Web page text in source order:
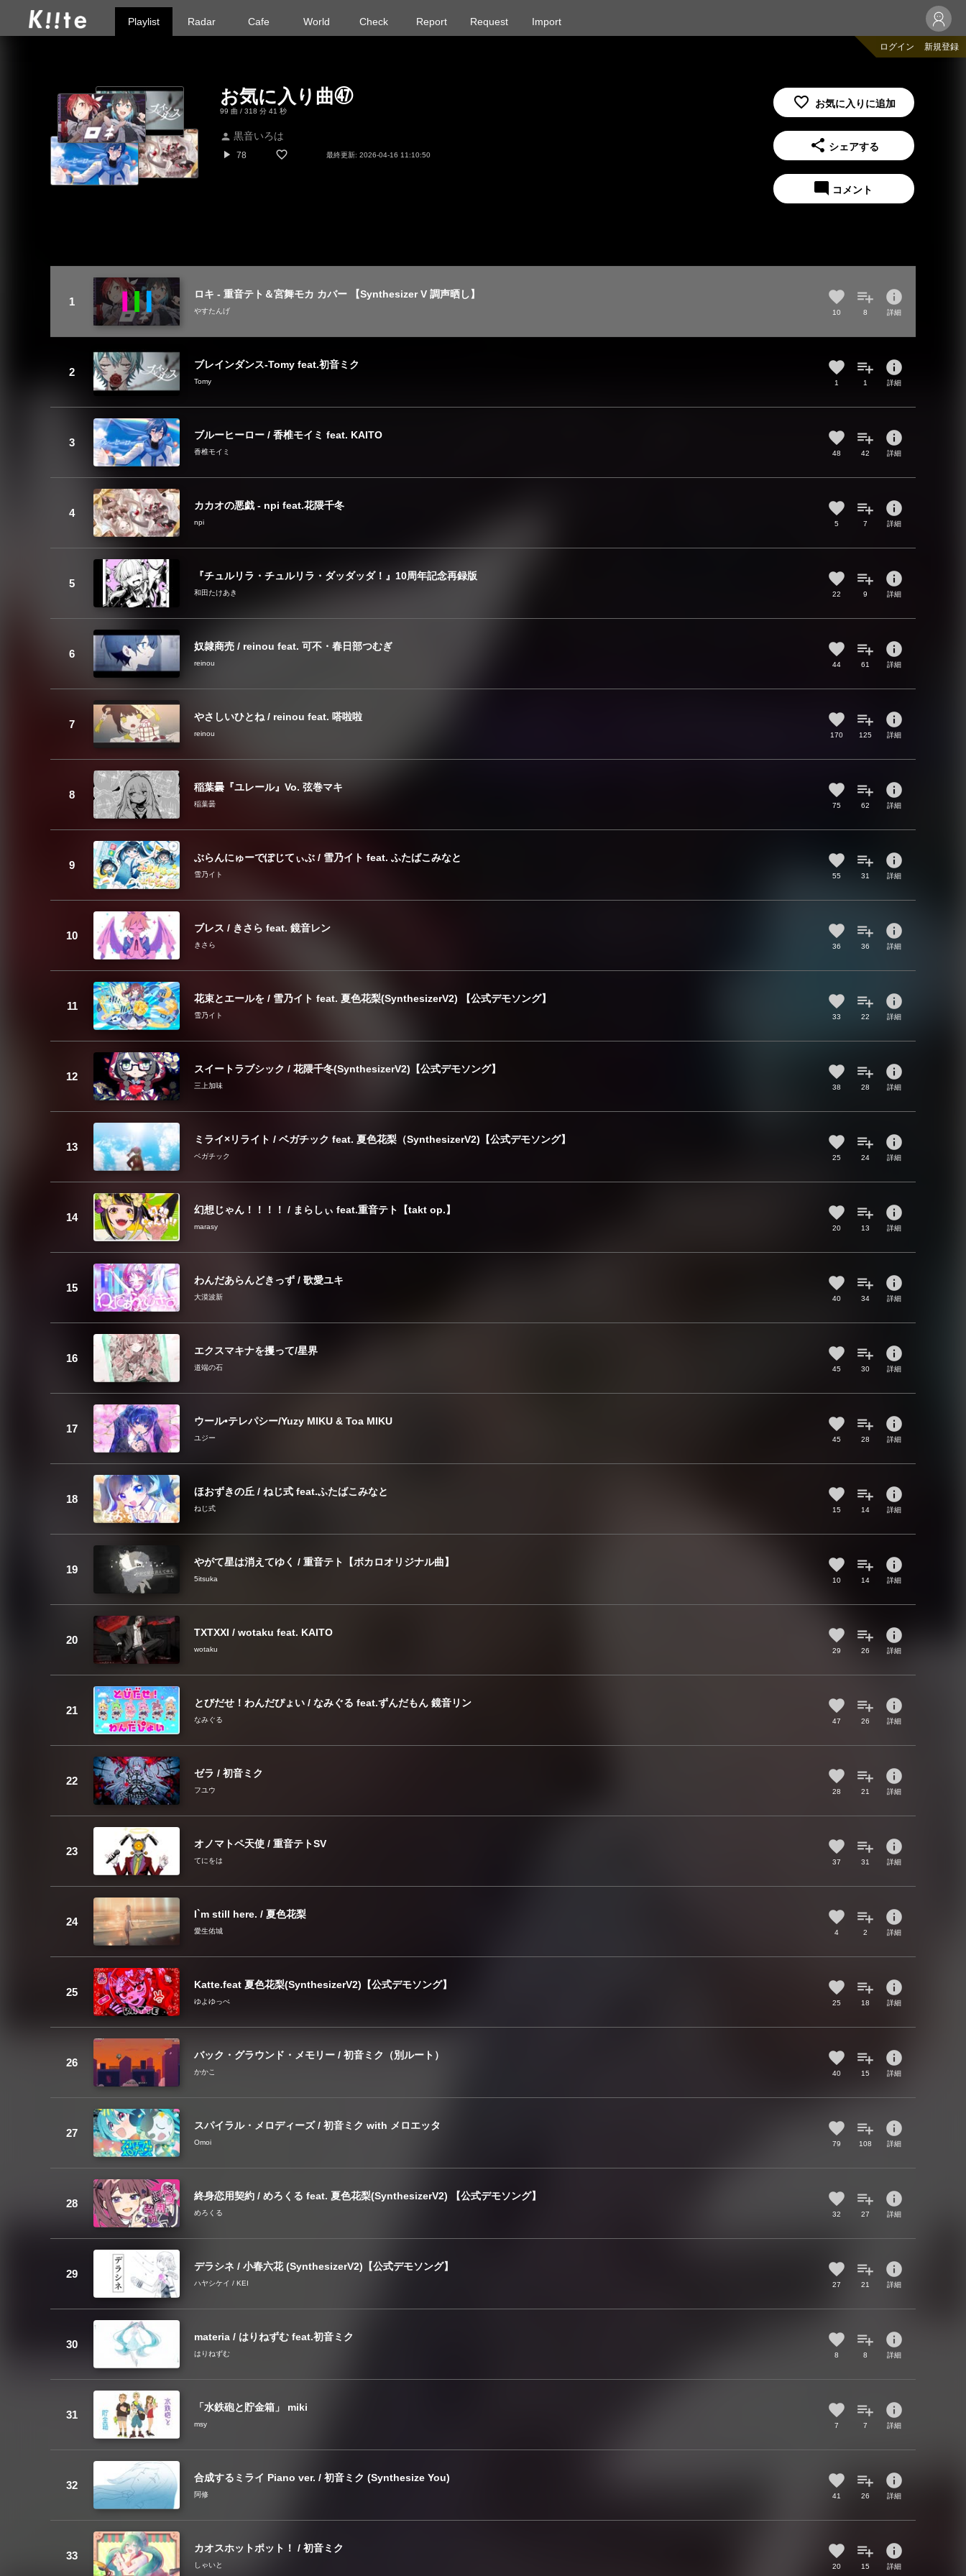
Playlist Radar Cafe World Check Report Request Import
ログイン 新規登録
お気に入り曲㊼
99 曲 / 318 分 41 秒
person 黒音いろは
play_arrow 78 最終更新: 2026-04-16 11:10:50
share シェアする
mode_comment コメント
ロキ - 重音テト＆宮舞モカ カバー 【Synthesizer V 調声晒し】
やすたんげ 10 8
info
詳細
ブレインダンス-Tomy feat.初音ミク
Tomy 1 1
info
詳細
ブルーヒーロー / 香椎モイミ feat. KAITO
香椎モイミ 48 42
info
詳細
カカオの悪戯 - npi feat.花隈千冬
npi 5 7
info
詳細
『チュルリラ・チュルリラ・ダッダッダ！』10周年記念再録版
和田たけあき 22 9
info
詳細
奴隷商売 / reinou feat. 可不・春日部つむぎ
reinou 44 61
info
詳細
やさしいひとね / reinou feat. 嗒啦啦
reinou 170 125
info
詳細
稲葉曇『ユレール』Vo. 弦巻マキ
稲葉曇 75 62
info
詳細
ぶらんにゅーでぽじてぃぶ / 雪乃イト feat. ふたばこみなと
雪乃イト 55 31
info
詳細
ブレス / きさら feat. 鏡音レン
きさら 36 36
info
詳細
花束とエールを / 雪乃イト feat. 夏色花梨(SynthesizerV2) 【公式デモソング】
雪乃イト 33 22
info
詳細
スイートラブシック / 花隈千冬(SynthesizerV2)【公式デモソング】
三上加味 38 28
info
詳細
ミライ×リライト / ベガチック feat. 夏色花梨（SynthesizerV2)【公式デモソング】
ベガチック 25 24
info
詳細
幻想じゃん！！！！ / まらしぃ feat.重音テト【takt op.】
marasy 20 13
info
詳細
わんだあらんどきっず / 歌愛ユキ
大漠波新 40 34
info
詳細
エクスマキナを攫って/星界
道端の石 45 30
info
詳細
ウール•テレパシー/Yuzy MIKU & Toa MIKU
ユジー 45 28
info
詳細
ほおずきの丘 / ねじ式 feat.ふたばこみなと
ねじ式 15 14
info
詳細
やがて星は消えてゆく / 重音テト【ボカロオリジナル曲】
5itsuka 10 14
info
詳細
TXTXXI / wotaku feat. KAITO
wotaku 29 26
info
詳細
とびだせ！わんだぴょい / なみぐる feat.ずんだもん 鏡音リン
なみぐる 47 26
info
詳細
ゼラ / 初音ミク
フユウ 28 21
info
詳細
オノマトペ天使 / 重音テトSV
てにをは 37 31
info
詳細
I`m still here. / 夏色花梨
愛生佑城 4 2
info
詳細
Katte.feat 夏色花梨(SynthesizerV2)【公式デモソング】
ゆよゆっぺ 25 18
info
詳細
バック・グラウンド・メモリー / 初音ミク（別ルート）
かかこ 40 15
info
詳細
スパイラル・メロディーズ / 初音ミク with メロエッタ
Omoi 79 108
info
詳細
終身恋用契約 / めろくる feat. 夏色花梨(SynthesizerV2) 【公式デモソング】
めろくる 32 27
info
詳細
デラシネ / 小春六花 (SynthesizerV2)【公式デモソング】
ハヤシケイ / KEI 27 21
info
詳細
materia / はりねずむ feat.初音ミク
はりねずむ 8 8
info
詳細
「水鉄砲と貯金箱」 miki
msy 7 7
info
詳細
合成するミライ Piano ver. / 初音ミク (Synthesize You)
阿修 41 26
info
詳細
カオスホットポット！ / 初音ミク
しゃいと 20 15
info
詳細